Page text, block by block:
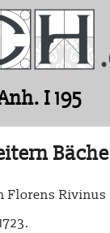
I 195
Bäche
Florens Rivinus